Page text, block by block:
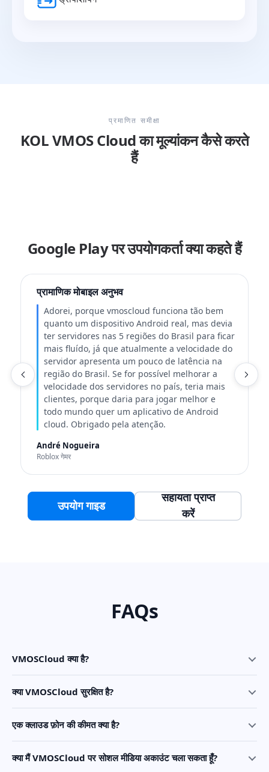
प्रमाणित समीक्षा
KOL VMOS Cloud का मूल्यांकन कैसे करते
हैं
Google Play पर उपयोगकर्ता क्या कहते हैं
प्रामाणिक मोबाइल अनुभव
Adorei, porque vmoscloud funciona tão bem
quanto um dispositivo Android real, mas devia
ter servidores nas 5 regiões do Brasil para ficar
mais fluído, já que atualmente a velocidade do
servidor apresenta um pouco de latência na
região do Brasil. Se for possível melhorar a
velocidade dos servidores no país, teria mais
clientes, porque daria para jogar melhor e
todo mundo quer um aplicativo de Android
cloud. Obrigado pela atenção.
André Nogueira
Roblox गेमर
उपयोग गाइड
सहायता प्राप्त
करें
FAQs
VMOSCloud क्या है?
क्या VMOSCloud सुरक्षित है?
एक क्लाउड फ़ोन की कीमत क्या है?
क्या मैं VMOSCloud पर सोशल मीडिया अकाउंट चला सकता हूँ?